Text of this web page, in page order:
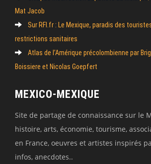
Mat Jacob
Sur RFI.fr : Le Mexique, paradis des
restrictions sanitaires
Atlas de l’Amérique précolombienne par
Boissiere et Nicolas Goepfert
MEXICO-MEXIQUE
Site de partage de connaissance sur le
histoire, arts, économie, tourisme,
en France, oeuvres et artistes inspirés
infos, anecdotes..